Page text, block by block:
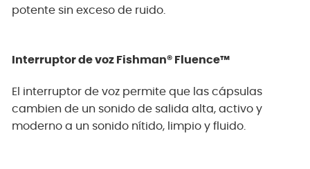
potente sin exceso de ruido.
Interruptor de voz Fishman® Fluence™
El interruptor de voz permite que las cápsulas
cambien de un sonido de salida alta, activo y
moderno a un sonido nítido, limpio y fluido.